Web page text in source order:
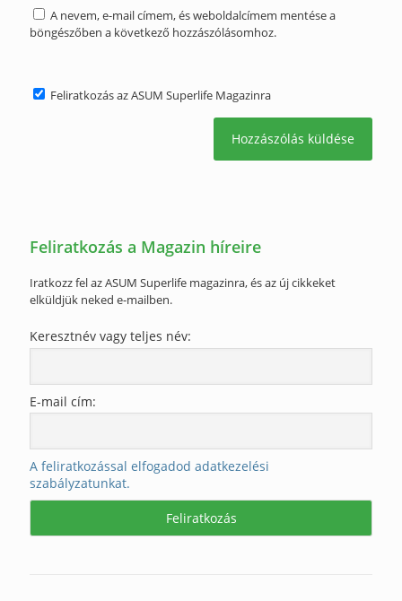
A nevem, e-mail címem, és weboldalcímem mentése a
böngészőben a következő hozzászólásomhoz.
Feliratkozás az ASUM Superlife Magazinra
Feliratkozás a Magazin híreire
Iratkozz fel az ASUM Superlife magazinra, és az új cikkeket
elküldjük neked e-mailben.
Keresztnév vagy teljes név:
E-mail cím:
A feliratkozással elfogadod adatkezelési
szabályzatunkat.